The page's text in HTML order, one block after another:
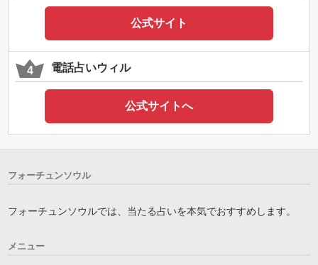
公式サイト
電話占いウィル
公式サイトへ
フォーチュンソウル
フォーチュンソウルでは、当たる占いを本気でおすすめします。
メニュー